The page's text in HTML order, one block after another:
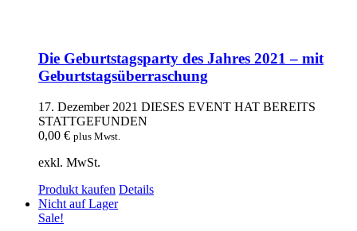
Die Geburtstagsparty des Jahres 2021 – mit
Geburtstagsüberraschung
17. Dezember 2021 DIESES EVENT HAT BEREITS
STATTGEFUNDEN
0,00 € plus Mwst.
exkl. MwSt.
Produkt kaufen Details
Nicht auf Lager
Sale!